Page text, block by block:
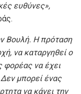
ευθύνες»,
Βουλή. Η πρόταση
να καταργηθεί ο
να έχει
μπορεί ένας
να κάνει την